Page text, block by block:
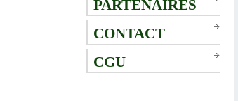
PARTENAIRES
CONTACT
CGU